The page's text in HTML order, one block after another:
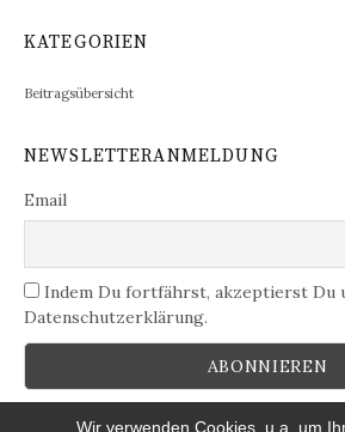
KATEGORIEN
Beitragsübersicht
NEWSLETTERANMELDUNG
Email
Indem Du fortfährst, akzeptierst Du
Datenschutzerklärung.
Wir verwenden Cookies, u.a. um